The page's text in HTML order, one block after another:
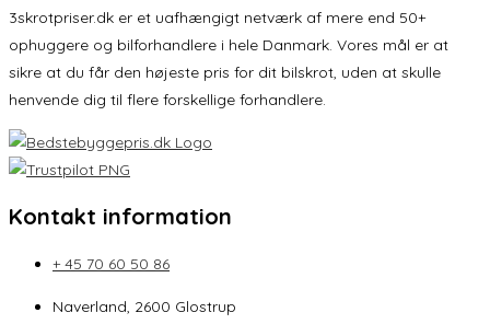
3skrotpriser.dk er et uafhængigt netværk af mere end 50+
ophuggere og bilforhandlere i hele Danmark. Vores mål er at
sikre at du får den højeste pris for dit bilskrot, uden at skulle
henvende dig til flere forskellige forhandlere.
Kontakt information
+ 45 70 60 50 86
Naverland, 2600 Glostrup